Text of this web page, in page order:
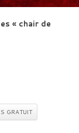
« chair de
GRATUIT